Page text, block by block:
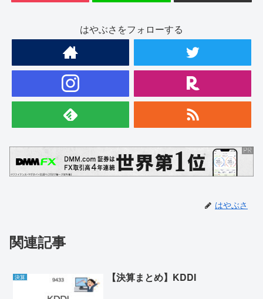
はやぶさをフォローする
はやぶさ
関連記事
決算 【決算まとめ】KDDI